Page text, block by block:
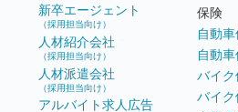
新卒エージェント
（採用担当向け）
人材紹介会社
（採用担当向け）
人材派遣会社
（採用担当向け）
アルバイト求人広告
保険
自動
自動
バイ
バイク